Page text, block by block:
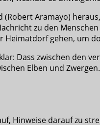
Aramayo)
zu den
Heimatdorf gehen, um
Dass zwischen den
Elben und
Hinweise darauf zu